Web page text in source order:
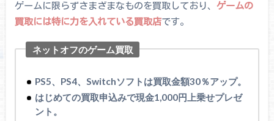
ゲームに限らずさまざまなものを買取しており、 ゲームの
買取には特に力を入れている買取店です。
ネットオフのゲーム買取
PS5、PS4、Switchソフトは買取金額30％アップ。
はじめての買取申込みで現金1,000円上乗せプレゼ
ント。